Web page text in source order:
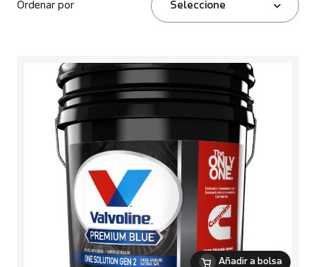
Ordenar por Seleccione
Añadir a bolsa